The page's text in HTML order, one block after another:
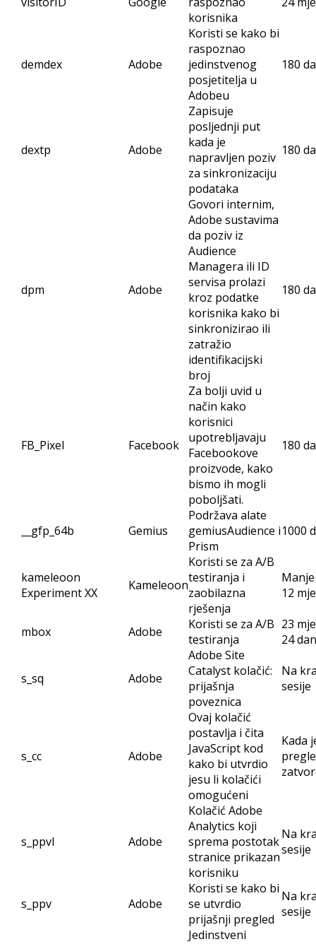
korisnika
demdex Adobe
Koristi se kako bi
raspoznao
jedinstvenog
posjetitelja u
Adobeu
180
dextp Adobe
Zapisuje
posljednji put
kada je
napravljen poziv
za sinkronizaciju
podataka
180
dpm Adobe
Govori internim,
Adobe sustavima
da poziv iz
Audience
Managera ili ID
servisa prolazi
kroz podatke
korisnika kako bi
sinkronizirao ili
zatražio
identifikacijski
broj
180
FB_Pixel Facebook
Za bolji uvid u
način kako
korisnici
upotrebljavaju
Facebookove
proizvode, kako
bismo ih mogli
poboljšati.
180
__gfp_64b Gemius
Podržava alate
gemiusAudience i
Prism
1000
kameleoon
Experiment XX
Kameleoon
Koristi se za A/B
testiranja i
zaobilazna
rješenja
12
mbox Adobe
Koristi se za A/B
testiranja
23
24
s_sq Adobe
Adobe Site
Catalyst kolačić:
prijašnja
poveznica
Na
sesije
s_cc Adobe
Ovaj kolačić
postavlja i čita
JavaScript kod
kako bi utvrdio
jesu li kolačići
omogućeni
Kada
s_ppvl Adobe
Kolačić Adobe
Analytics koji
sprema postotak
stranice prikazan
korisniku
Na
sesije
s_ppv Adobe
Koristi se kako bi
se utvrdio
prijašnji pregled
Na
sesije
Jedinstveni